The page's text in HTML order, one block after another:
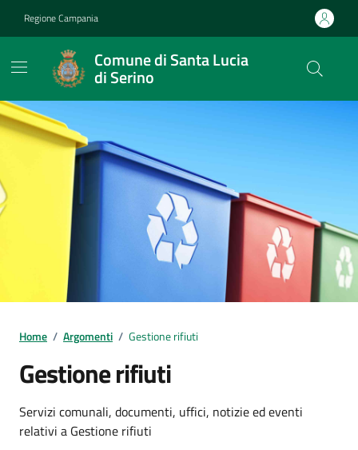
Regione Campania
Comune di Santa Lucia
di Serino
Home / Argomenti / Gestione rifiuti
Gestione rifiuti
Dettagli dell'argomento
Servizi comunali, documenti, uffici, notizie ed eventi
relativi a Gestione rifiuti